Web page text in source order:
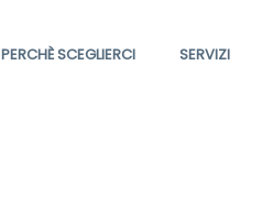
PERCHÈ SCEGLIERCI SERVIZI